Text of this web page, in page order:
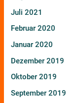
Juli 2021
Februar 2020
Januar 2020
Dezember 2019
Oktober 2019
September 2019